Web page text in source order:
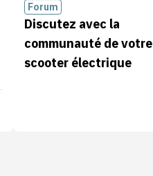
Forum
Discutez avec la
communauté de votre
scooter électrique